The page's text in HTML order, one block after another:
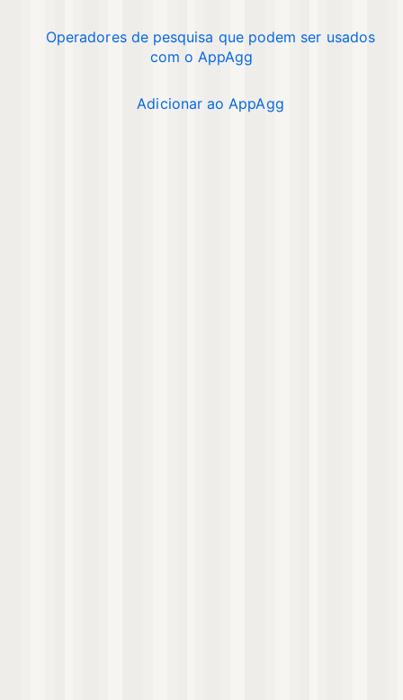
Operadores de pesquisa que podem ser usados
com o AppAgg
Adicionar ao AppAgg